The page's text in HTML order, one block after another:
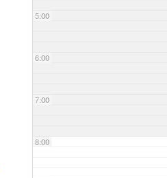
5:00
6:00
7:00
8:00